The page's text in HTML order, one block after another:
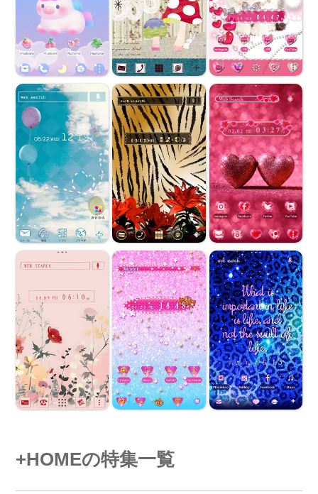
+HOMEの特集一覧